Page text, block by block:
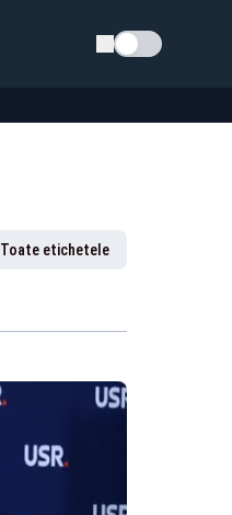
Schimba tema
Toate etichetele